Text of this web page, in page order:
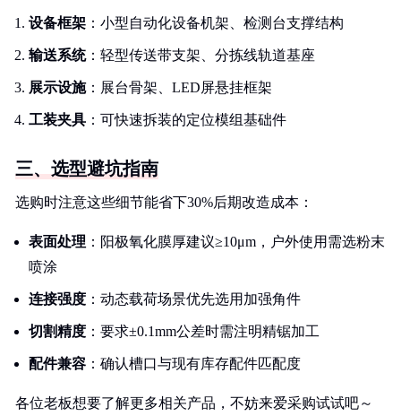
设备框架 ：小型自动化设备机架、检测台支撑结构
输送系统：轻型传送带支架、分拣线轨道基座
展示设施：展台骨架、LED屏悬挂框架
工装夹具 ：可快速拆装的定位模组基础件
三、选型避坑指南
选购时注意这些细节能省下30%后期改造成本：
表面处理 ：阳极氧化膜厚建议≥10μm，户外使用需选粉末
喷涂
连接强度 ：动态载荷场景优先选用加强角件
切割精度 ：要求±0.1mm公差时需注明精锯加工
配件兼容 ：确认槽口与现有库存配件匹配度
各位老板想要了解更多相关产品，不妨来爱采购试试吧～